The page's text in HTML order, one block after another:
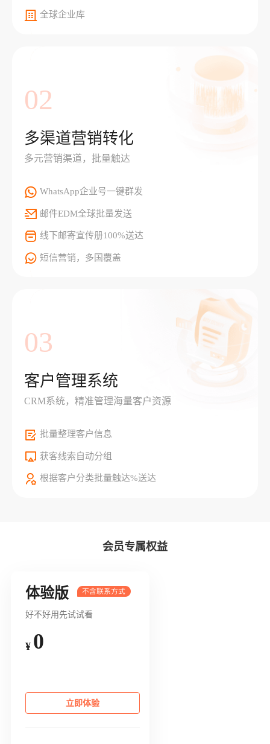
全球企业库
02
多渠道营销转化
多元营销渠道，批量触达
WhatsApp企业号一键群发
邮件EDM全球批量发送
线下邮寄宣传册100%送达
短信营销，多国覆盖
03
客户管理系统
CRM系统，精准管理海量客户资源
批量整理客户信息
获客线索自动分组
根据客户分类批量触达%送达
会员专属权益
体验版
好不好用先试试看
¥ 0
立即体验